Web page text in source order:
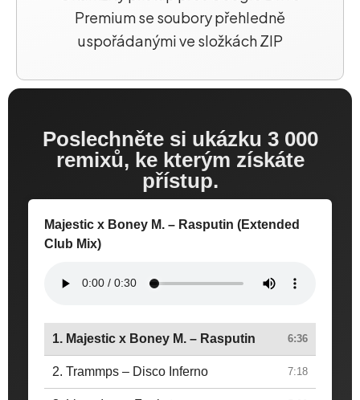
Premium se soubory přehledně
uspořádanými ve složkách ZIP
Poslechněte si ukázku 3 000
remixů, ke kterým získáte
přístup.
Majestic x Boney M. – Rasputin (Extended
Club Mix)
1. Majestic x Boney M. – Rasputin 6:36
2. Trammps – Disco Inferno 7:18